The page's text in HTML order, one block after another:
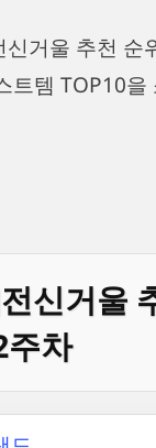
거울 추천 순
트템 TOP10을
신거울
주차